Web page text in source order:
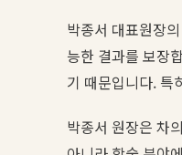
박종서 대표원장
능한 결과를 보장
기 때문입니다. 특
박종서 원장은 차